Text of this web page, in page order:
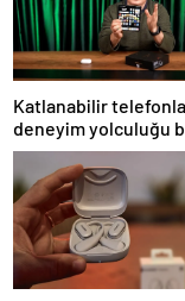
Katlanabilir telefonlarda yeni
deneyim yolculuğu